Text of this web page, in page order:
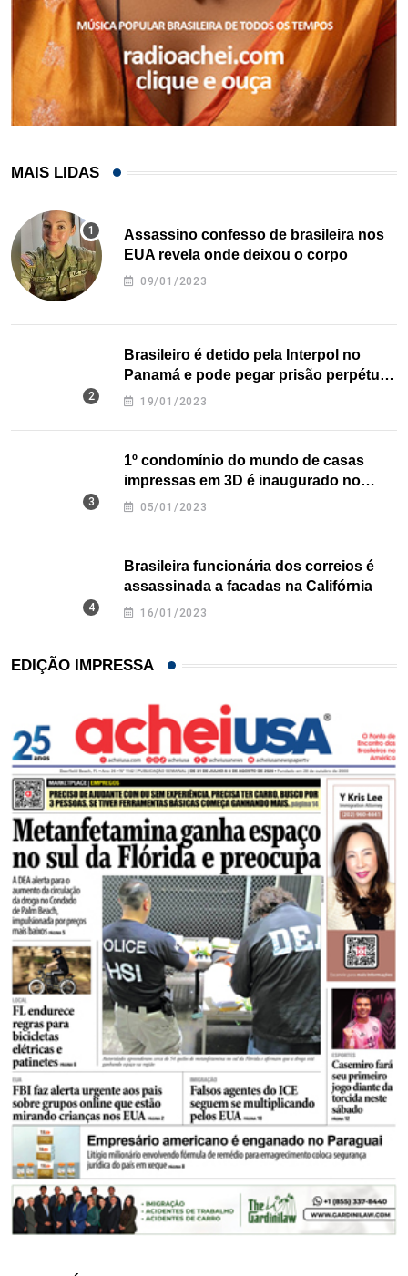
MAIS LIDAS
Assassino confesso de brasileira nos
EUA revela onde deixou o corpo
09/01/2023
Brasileiro é detido pela Interpol no
Panamá e pode pegar prisão perpétua
nos EUA
19/01/2023
1º condomínio do mundo de casas
impressas em 3D é inaugurado no
Texas
05/01/2023
Brasileira funcionária dos correios é
assassinada a facadas na Califórnia
16/01/2023
EDIÇÃO IMPRESSA